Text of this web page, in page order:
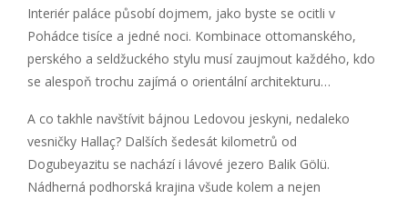
Interiér paláce působí dojmem, jako byste se ocitli v
Pohádce tisíce a jedné noci. Kombinace ottomanského,
perského a seldžuckého stylu musí zaujmout každého, kdo
se alespoň trochu zajímá o orientální architekturu…
A co takhle navštívit bájnou Ledovou jeskyni, nedaleko
vesničky Hallaç? Dalších šedesát kilometrů od
Dogubeyazitu se nachází i lávové jezero Balik Gölü.
Nádherná podhorská krajina všude kolem a nejen